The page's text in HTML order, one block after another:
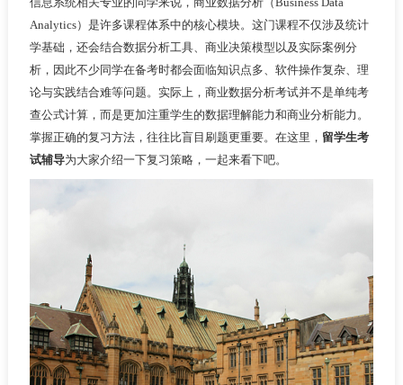
Analytics）是许多课程体系中的核心模块。这门课程不仅涉及统计
学基础，还会结合数据分析工具、商业决策模型以及实际案例分
析，因此不少同学在备考时都会面临知识点多、软件操作复杂、理
论与实践结合难等问题。实际上，商业数据分析考试并不是单纯考
查公式计算，而是更加注重学生的数据理解能力和商业分析能力。
掌握正确的复习方法，往往比盲目刷题更重要。在这里， 留学生考
试辅导为大家介绍一下复习策略，一起来看下吧。